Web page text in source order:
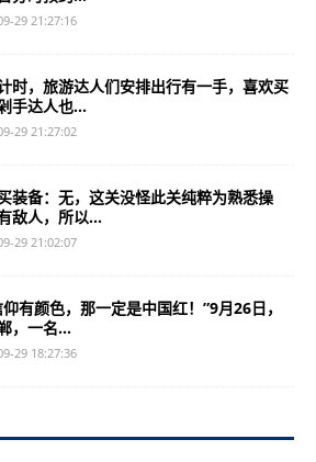
29 21:27:16
时，旅游达人们安排出行有一手，喜欢买
手达人也...
29 21:27:02
装备：无，这关没怪此关纯粹为熟悉操
敌人，所以...
29 21:02:07
有颜色，那一定是中国红！”9月26日，
，一名...
29 18:27:36